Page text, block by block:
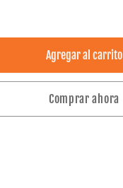
Agregar al carrito
Comprar ahora